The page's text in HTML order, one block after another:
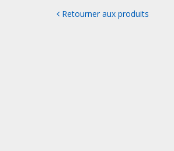
OÙ ACHETERRetourner aux produits